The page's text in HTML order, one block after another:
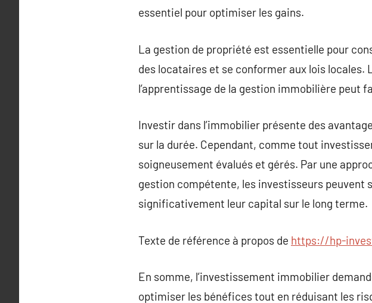
essentiel pour optimiser les gains.
La gestion de propriété est essentielle pour
des locataires et se conformer aux lois locales.
l’apprentissage de la gestion immobilière peut
Investir dans l’immobilier présente des
sur la durée. Cependant, comme tout
soigneusement évalués et gérés. Par une
gestion compétente, les investisseurs
significativement leur capital sur le long terme.
Texte de référence à propos de https://hp-
En somme, l’investissement immobilier
optimiser les bénéfices tout en réduisant les